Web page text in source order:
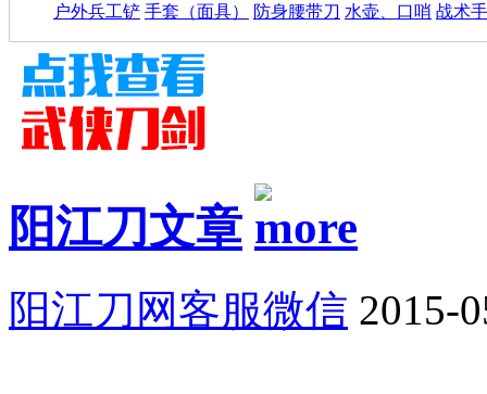
户外兵工铲 手套（面具） 防身腰带刀 水壶、口哨 战术
阳江刀文章
阳江刀网客服微信 2015-